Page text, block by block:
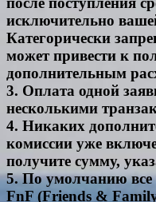
исключительно
Категорически
может привести к
дополнительным
3. Оплата одной
несколькими
4. Никаких
комиссии уже
получите сумму,
5. По умолчанию все
FnF (Friends &